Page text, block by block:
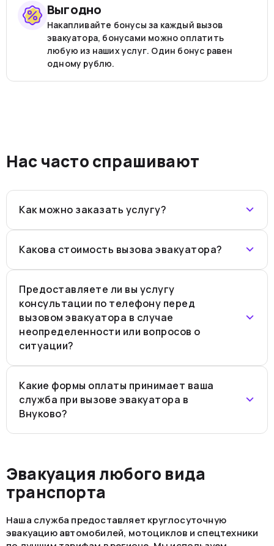
Выгодно
Накапливайте бонусы за каждый вызов
эвакуатора, бонусами можно оплатить
любую из наших услуг. Один бонус равен
одному рублю.
Нас часто спрашивают
Как можно заказать услугу?
Какова стоимость вызова эвакуатора?
Предоставляете ли вы услугу
консультации по телефону перед
вызовом эвакуатора в случае
неопределенности или вопросов о
ситуации?
Какие формы оплаты принимает ваша
служба при вызове эвакуатора в
Внуково?
Эвакуация любого вида
транспорта
Наша служба предоставляет круглосуточную
эвакуацию автомобилей, мотоциклов и спецтехники